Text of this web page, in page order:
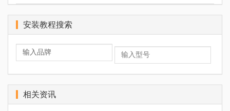
安装教程搜索
相关资讯